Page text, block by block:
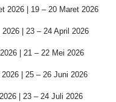
2026 | 19 – 20 Maret 2026
| 23 – 24 April 2026
| 21 – 22 Mei 2026
| 25 – 26 Juni 2026
| 23 – 24 Juli 2026